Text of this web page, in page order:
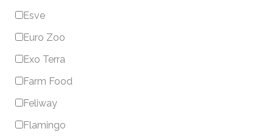
Esve
Euro Zoo
Exo Terra
Farm Food
Feliway
Flamingo